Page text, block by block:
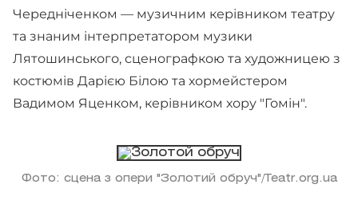
Чередніченком — музичним керівником театру
та знаним інтерпретатором музики
Лятошинського, сценографкою та художницею з
костюмів Дарією Білою та хормейстером
Вадимом Яценком, керівником хору "Гомін".
Фото: сцена з опери "Золотий обруч"/Teatr.org.ua